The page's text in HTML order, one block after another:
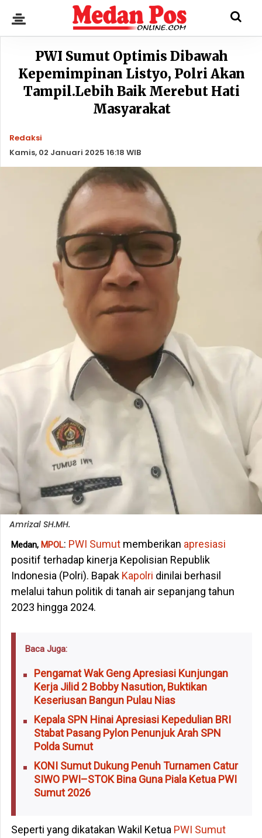
PWI Sumut Optimis Dibawah
Kepemimpinan Listyo, Polri Akan
Tampil.Lebih Baik Merebut Hati
Masyarakat
Redaksi
Kamis, 02 Januari 2025 16:18 WIB
Amrizal SH.MH.
Medan, MPOL: PWI Sumutmemberikan apresiasi
positif terhadap kinerja Kepolisian Republik
Indonesia (Polri). BapakKapolri dinilai berhasil
melalui tahun politik di tanah air sepanjang tahun
2023 hingga 2024.
Baca Juga:
Pengamat Wak Geng Apresiasi Kunjungan
Kerja Jilid 2 Bobby Nasution, Buktikan
Keseriusan Bangun Pulau Nias
Kepala SPN Hinai Apresiasi Kepedulian BRI
Stabat Pasang Pylon Penunjuk Arah SPN
Polda Sumut
KONI Sumut Dukung Penuh Turnamen Catur
SIWO PWI–STOK Bina Guna Piala Ketua PWI
Sumut 2026
Seperti yang dikatakan Wakil Ketua PWI Sumut